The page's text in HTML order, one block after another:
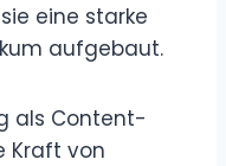
eine starke
aufgebaut.
als Content-
Kraft von